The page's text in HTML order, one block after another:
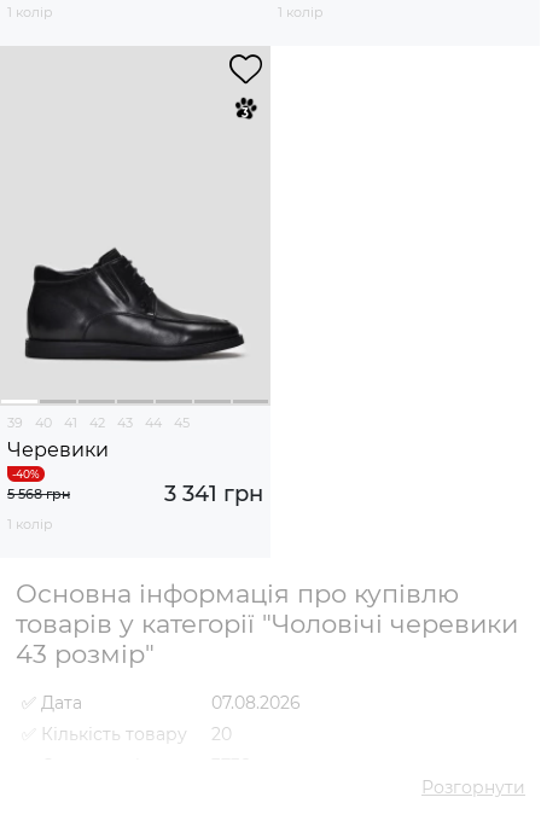
1 колір
1 колір
39 40 41 42 43 44 45
Черевики
3 341 грн
5 568 грн
1 колір
Основна інформація про купівлю
товарів у категорії "Чоловічі черевики
43 розмір"
✅ Дата
07.08.2026
✅ Кількість товару
20
Розгорнути